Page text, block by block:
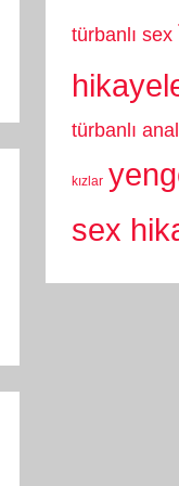
türbanlı sex
türbanlı anal
kızlar
sex